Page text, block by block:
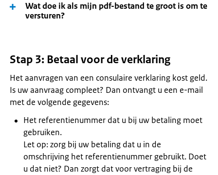
Wat doe ik als mijn pdf-bestand te groot is om te
versturen?
Stap 3: Betaal voor de verklaring
Het aanvragen van een consulaire verklaring kost geld.
Is uw aanvraag compleet? Dan ontvangt u een e-mail
met de volgende gegevens:
Het referentienummer dat u bij uw betaling moet
gebruiken.
Let op: zorg bij uw betaling dat u in de
omschrijving het referentienummer gebruikt. Doet
u dat niet? Dan zorgt dat voor vertraging bij de